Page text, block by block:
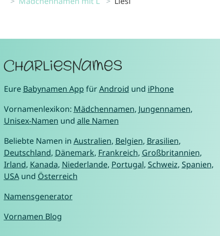
Eure Babynamen App fürAndroid und iPhone
Vornamenlexikon: Mädchennamen, Jungennamen,
Unisex-Namen und alle Namen
Beliebte Namen in Australien, Belgien, Brasilien,
Deutschland, Dänemark, Frankreich, Großbritannien,
Irland, Kanada, Niederlande, Portugal, Schweiz, Spanien,
USAund Österreich
Namensgenerator
Vornamen Blog